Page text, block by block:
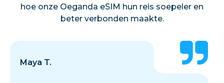
hoe onze Oeganda eSIM hun reis soepeler en
beter verbonden maakte.
Maya T.